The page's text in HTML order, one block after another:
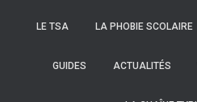
LE TSA LA PHOBIE SCOLAIRE
GUIDES ACTUALITÉS